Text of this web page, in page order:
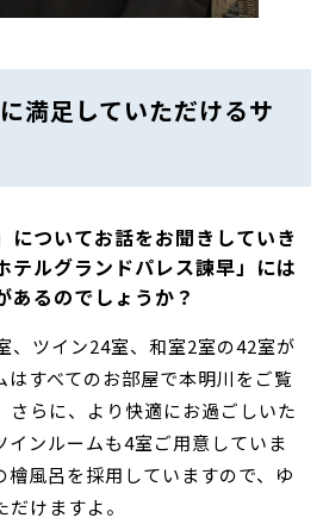
満足していただけるサ
についてお話をお聞きしていき
テルグランドパレス諫早」には
あるのでしょうか？
、ツイン24室、和室2室の42室が
はすべてのお部屋で本明川をご覧
さらに、より快適にお過ごしいた
インルームも4室ご用意していま
檜風呂を採用していますので、ゆ
けますよ。